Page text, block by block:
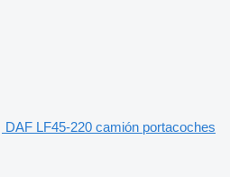
DAF LF45-220 camión portacoches